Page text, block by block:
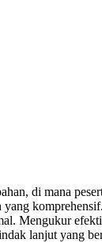
di mana
Mengukur
lanjut yang